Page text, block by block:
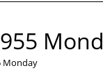
Monday